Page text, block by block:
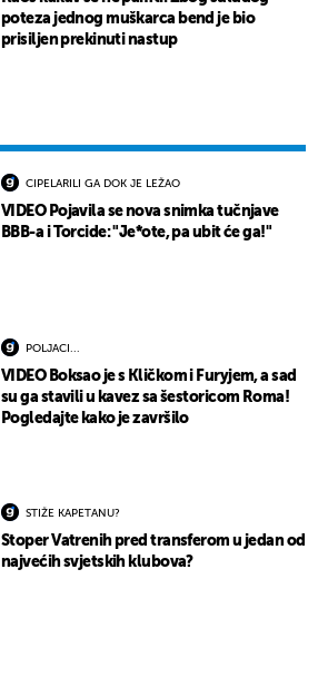
poteza jednog muškarca bend je bio
prisiljen prekinuti nastup
CIPELARILI GA DOK JE LEŽAO
VIDEO Pojavila se nova snimka tučnjave
BBB-a i Torcide: "Je*ote, pa ubit će ga!"
POLJACI...
VIDEO Boksao je s Kličkom i Furyjem, a sad
su ga stavili u kavez sa šestoricom Roma!
Pogledajte kako je završilo
STIŽE KAPETANU?
Stoper Vatrenih pred transferom u jedan od
najvećih svjetskih klubova?